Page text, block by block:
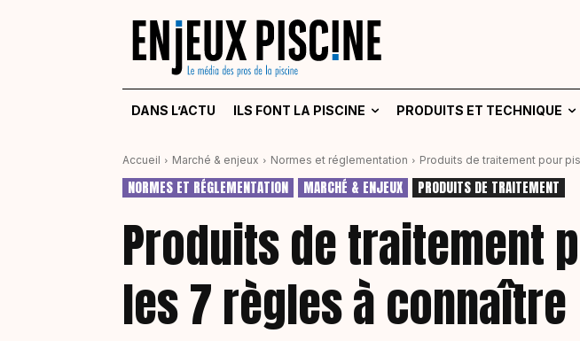
DANS L’ACTU ILS FONT LA PISCINE PRODUITS ET TECHNIQUE
Accueil Marché & enjeux Normes et réglementation Produits de traitement pour
NORMES ET RÉGLEMENTATION MARCHÉ & ENJEUX PRODUITS DE TRAITEMENT
Produits de traitement
les 7 règles à connaître